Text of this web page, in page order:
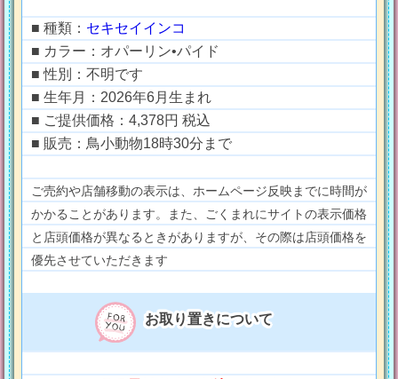
■ 種類： セキセイインコ
■ カラー：オパーリン•パイド
■ 性別：不明です
■ 生年月：2026年6月生まれ
■ ご提供価格：4,378円 税込
■ 販売：鳥小動物18時30分まで
ご売約や店舗移動の表示は、ホームページ反映までに時間が
かかることがあります。また、ごくまれにサイトの表示価格
と店頭価格が異なるときがありますが、その際は店頭価格を
優先させていただきます
お取り置きについて